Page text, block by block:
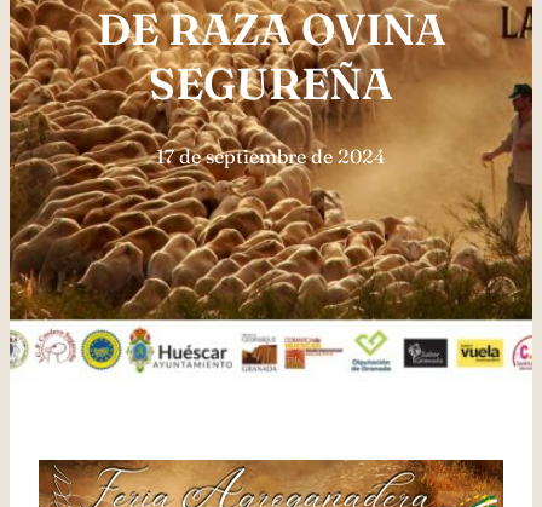
DE RAZA OVINA
SEGUREÑA
17 de septiembre de 2024